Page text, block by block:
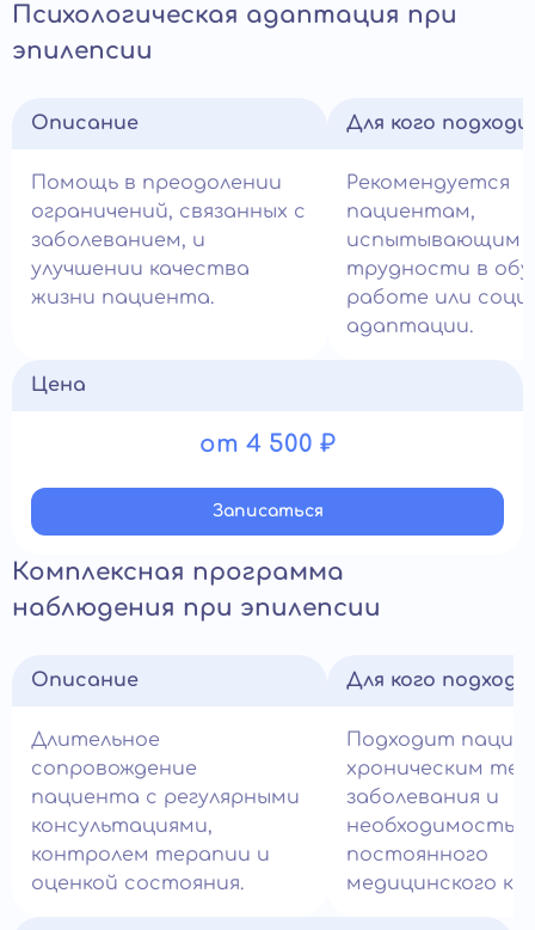
Психологическая адаптация при
эпилепсии
Описание
Помощь в преодолении
ограничений, связанных с
заболеванием, и
улучшении качества
жизни пациента.
Для кого
Рекомендуется
пациентам,
испытывающим
трудности в
работе или
адаптации.
Цена
от 4 500 ₽
Записатьcя
Комплексная программа
наблюдения при эпилепсии
Описание
Длительное
сопровождение
пациента с регулярными
консультациями,
контролем терапии и
оценкой состояния.
Для кого
Подходит
хроническим
заболевания и
необходимостью
постоянного
медицинского